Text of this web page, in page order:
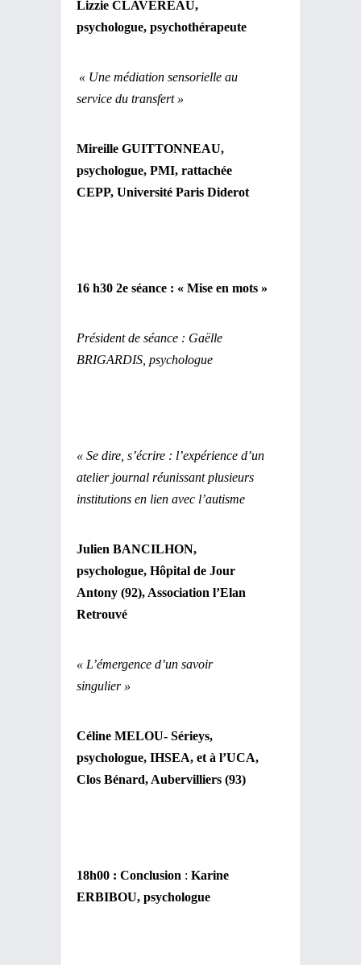
Lizzie CLAVEREAU,
psychologue, psychothérapeute
« Une médiation sensorielle au
service du transfert »
Mireille GUITTONNEAU,
psychologue, PMI, rattachée
CEPP, Université Paris Diderot
16 h30 2e séance : « Mise en mots »
Président de séance : Gaëlle
BRIGARDIS, psychologue
« Se dire, s’écrire : l’expérience d’un
atelier journal réunissant plusieurs
institutions en lien avec l’autisme
Julien BANCILHON,
psychologue, Hôpital de Jour
Antony (92), Association l’Elan
Retrouvé
« L’émergence d’un savoir
singulier »
Céline MELOU- Sérieys,
psychologue, IHSEA, et à l’UCA,
Clos Bénard, Aubervilliers (93)
18h00 : Conclusion : Karine
ERBIBOU, psychologue